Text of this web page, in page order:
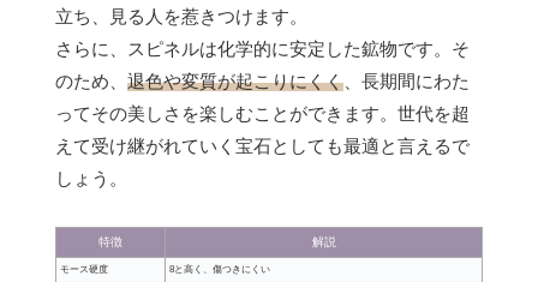
立ち、見る人を惹きつけます。
さらに、スピネルは化学的に安定した鉱物です。そ
のため、 退色や変質が起こりにくく 、長期間にわた
ってその美しさを楽しむことができます。世代を超
えて受け継がれていく宝石としても最適と言えるで
しょう。
特徴 解説
モース硬度 8と高く、傷つきにくい